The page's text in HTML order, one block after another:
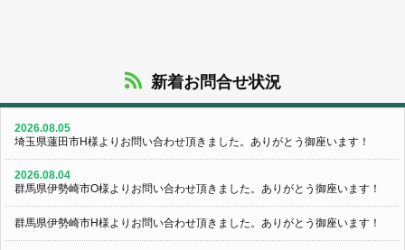
新着お問合せ状況
2026.08.05
埼玉県蓮田市H様よりお問い合わせ頂きました。ありがとう御座います！
2026.08.04
群馬県伊勢崎市O様よりお問い合わせ頂きました。ありがとう御座います！
群馬県伊勢崎市H様よりお問い合わせ頂きました。ありがとう御座います！